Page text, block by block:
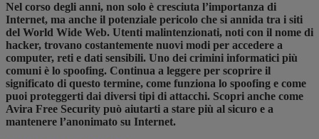
Nel corso degli anni, non solo è cresciuta l’importanza di
Internet, ma anche il potenziale pericolo che si annida tra i siti
del World Wide Web. Utenti malintenzionati, noti con il nome di
hacker, trovano costantemente nuovi modi per accedere a
computer, reti e dati sensibili. Uno dei crimini informatici più
comuni è lo spoofing. Continua a leggere per scoprire il
significato di questo termine, come funziona lo spoofing e come
puoi proteggerti dai diversi tipi di attacchi. Scopri anche come
Avira Free Security può aiutarti a stare più al sicuro e a
mantenere l’anonimato su Internet.